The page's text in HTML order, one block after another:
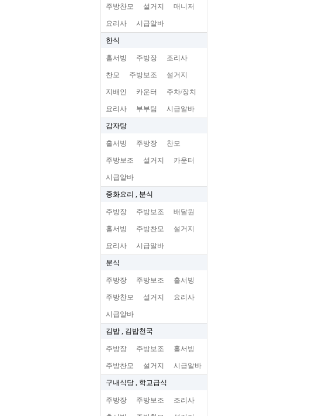
주방찬모 설거지 매니저
요리사 시급알바
한식
홀서빙 주방장 조리사
찬모 주방보조 설거지
지배인 카운터 주차/장치
요리사 부부팀 시급알바
감자탕
홀서빙 주방장 찬모
주방보조 설거지 카운터
시급알바
중화요리 , 분식
주방장 주방보조 배달원
홀서빙 주방찬모 설거지
요리사 시급알바
분식
주방장 주방보조 홀서빙
주방찬모 설거지 요리사
시급알바
김밥 , 김밥천국
주방장 주방보조 홀서빙
주방찬모 설거지 시급알바
구내식당 , 학교급식
주방장 주방보조 조리사